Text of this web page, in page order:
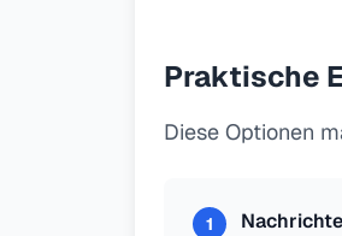
Praktische
Diese Optionen
1